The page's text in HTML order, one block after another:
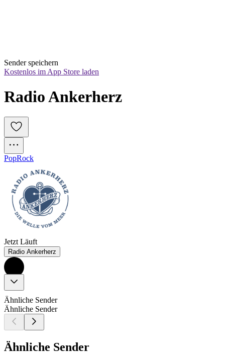
Sender speichern
Kostenlos im App Store laden
Radio Ankerherz
PopRock
Jetzt Läuft
Radio Ankerherz
Ähnliche Sender
Ähnliche Sender
Ähnliche Sender